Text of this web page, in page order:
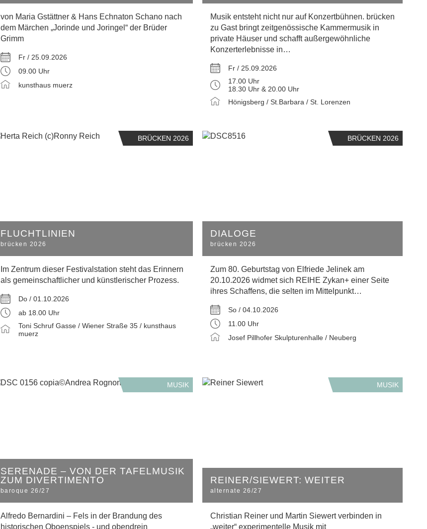
von Maria Gstättner & Hans Echnaton Schano nach
dem Märchen „Jorinde und Joringel“ der Brüder
Grimm
Fr / 25.09.2026
09.00 Uhr
kunsthaus muerz
Musik entsteht nicht nur auf Konzertbühnen. brücken
zu Gast bringt zeitgenössische Kammermusik in
private Häuser und schafft außergewöhnliche
Konzerterlebnisse in…
Fr / 25.09.2026
17.00 Uhr
18.30 Uhr & 20.00 Uhr
Hönigsberg / St.Barbara / St. Lorenzen
BRÜCKEN 2026
FLUCHTLINIEN
brücken 2026
Im Zentrum dieser Festivalstation steht das Erinnern
als gemeinschaftlicher und künstlerischer Prozess.
Do / 01.10.2026
ab 18.00 Uhr
Toni Schruf Gasse / Wiener Straße 35 / kunsthaus
muerz
BRÜCKEN 2026
DIALOGE
brücken 2026
Zum 80. Geburtstag von Elfriede Jelinek am
20.10.2026 widmet sich REIHE Zykan+ einer Seite
ihres Schaffens, die selten im Mittelpunkt…
So / 04.10.2026
11.00 Uhr
Josef Pillhofer Skulpturenhalle / Neuberg
MUSIK
SERENADE – VON DER TAFELMUSIK
ZUM DIVERTIMENTO
baroque 26/27
Alfredo Bernardini – Fels in der Brandung des
historischen Oboenspiels - und obendrein
MUSIK
REINER/SIEWERT: WEITER
alternate 26/27
Christian Reiner und Martin Siewert verbinden in
„weiter“ experimentelle Musik mit